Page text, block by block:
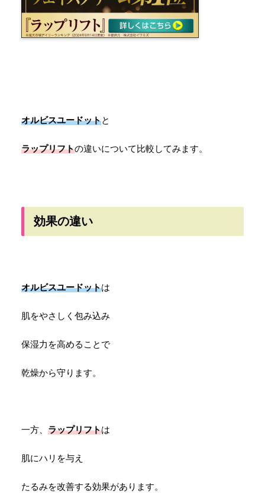
オルビスユードットと
ラップリフトの違いについて比較してみます。
効果の違い
オルビスユードットは
肌をやさしく包み込み
保湿力を高めることで
乾燥から守ります。
一方、 ラップリフトは
肌にハリを与え
たるみを改善する効果があります。